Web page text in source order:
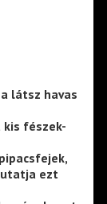
látsz havas
fészek-
ezt